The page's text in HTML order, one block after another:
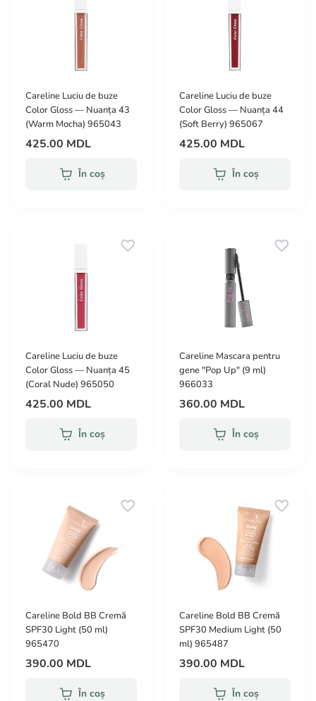
Careline Luciu de buze
Color Gloss — Nuanța 43
(Warm Mocha) 965043
425.00 MDL
În coș
Careline Luciu de buze
Color Gloss — Nuanța 44
(Soft Berry) 965067
425.00 MDL
În coș
Careline Luciu de buze
Color Gloss — Nuanța 45
(Coral Nude) 965050
425.00 MDL
În coș
Careline Mascara pentru
gene "Pop Up" (9 ml)
966033
360.00 MDL
În coș
Careline Bold BB Cremă
SPF30 Light (50 ml)
965470
390.00 MDL
În coș
Careline Bold BB Cremă
SPF30 Medium Light (50
ml) 965487
390.00 MDL
În coș